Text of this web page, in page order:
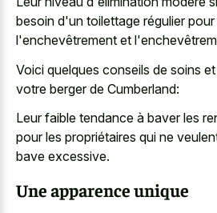
besoin d'un toilettage régulier
l'enchevêtrement et
Voici quelques conseils de soins
votre berger de Cumberland:
Leur faible tendance à baver les
pour les propriétaires qui ne
bave excessive.
Une apparence unique